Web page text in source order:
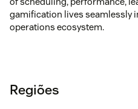
gamification lives seamlessly
operations ecosystem.
Regiões